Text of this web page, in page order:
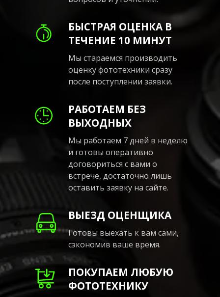
БЫСТРАЯ ОЦЕНКА В
ТЕЧЕНИЕ 10 МИНУТ
Мы стараемся производить
оценку фототехники сразу
после поступлении заявки.
РАБОТАЕМ БЕЗ
ВЫХОДНЫХ
Мы работаем 7 дней в неделю
и готовы оперативно
договориться с вами о
встрече, достаточно лишь
оставить заявку на сайте.
ВЫЕЗД ОЦЕНЩИКА
Готовы выехать к вам сами,
сэкономив ваше время.
ПОКУПАЕМ ЛЮБУЮ
ФОТОТЕХНИКУ